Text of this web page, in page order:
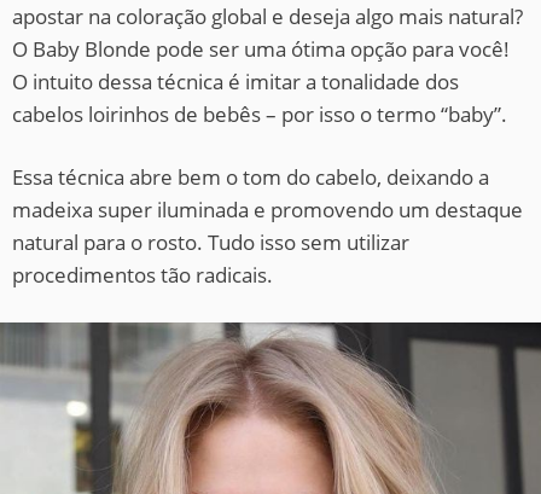
apostar na coloração global e deseja algo mais natural?
O Baby Blonde pode ser uma ótima opção para você!
O intuito dessa técnica é imitar a tonalidade dos
cabelos loirinhos de bebês – por isso o termo “baby”.
Essa técnica abre bem o tom do cabelo, deixando a
madeixa super iluminada e promovendo um destaque
natural para o rosto. Tudo isso sem utilizar
procedimentos tão radicais.